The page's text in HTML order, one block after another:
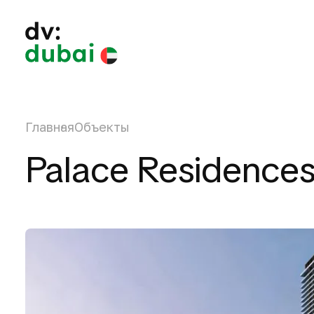
ГлавнаяОбъекты
Palace